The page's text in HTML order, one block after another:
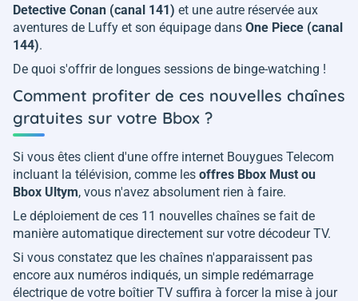
Detective Conan (canal 141) et une autre réservée aux
aventures de Luffy et son équipage dans One Piece (canal
144).
De quoi s'offrir de longues sessions de binge-watching !
Comment profiter de ces nouvelles chaînes
gratuites sur votre Bbox ?
Si vous êtes client d'une offre internet Bouygues Telecom
incluant la télévision, comme les offres Bbox Must ou
Bbox Ultym, vous n'avez absolument rien à faire.
Le déploiement de ces 11 nouvelles chaînes se fait de
manière automatique directement sur votre décodeur TV.
Si vous constatez que les chaînes n'apparaissent pas
encore aux numéros indiqués, un simple redémarrage
électrique de votre boîtier TV suffira à forcer la mise à jour